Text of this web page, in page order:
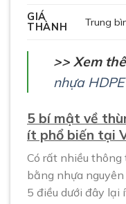
GIÁ
THÀNH
Trung
>> Xem
nhựa
5 bí mật về
ít phổ biến tại
Có rất nhiều
bằng nhựa
5 điều dưới đây lại